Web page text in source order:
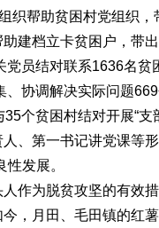
织帮助贫困村党组织
建档立卡贫困户，带
员结对联系1636名
、协调解决实际问题
个贫困村结对开展“
、第一书记讲党课等
发展。
作为脱贫攻坚的有效
，月田、毛田镇的红